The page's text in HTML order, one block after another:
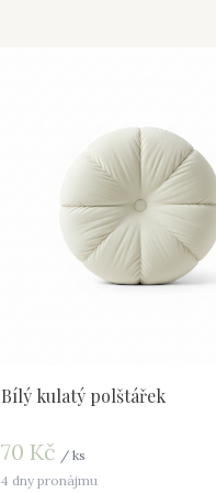
Bílý kulatý polštářek
70 Kč / ks
4 dny pronájmu